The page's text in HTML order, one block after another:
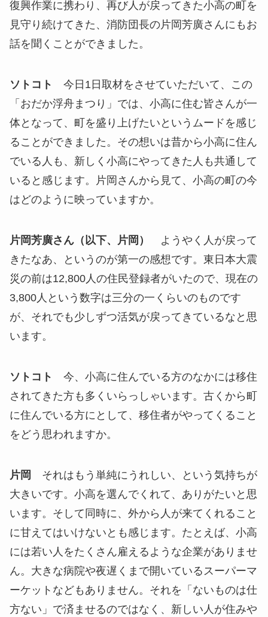
復興作業に携わり、再び人が戻ってきた小高の町を
見守り続けてきた、消防団長の片岡芳廣さんにもお
話を聞くことができました。
ソトコト
今日1日取材をさせていただいて、この
「おだか浮舟まつり」では、小高に住む皆さんが一
体となって、町を盛り上げたいというムードを感じ
ることができました。その想いは昔から小高に住ん
でいる人も、新しく小高にやってきた人も共通して
いると感じます。片岡さんから見て、小高の町の今
はどのように映っていますか。
片岡芳廣さん（以下、片岡）
ようやく人が戻って
きたなあ、というのが第一の感想です。東日本大震
災の前は12,800人の住民登録者がいたので、現在の
3,800人という数字は三分の一くらいのものです
が、それでも少しずつ活気が戻ってきているなと思
います。
ソトコト
今、小高に住んでいる方のなかには移住
されてきた方も多くいらっしゃいます。古くから町
に住んでいる方にとして、移住者がやってくること
をどう思われますか。
片岡
それはもう単純にうれしい、という気持ちが
大きいです。小高を選んでくれて、ありがたいと思
います。そして同時に、外から人が来てくれること
に甘えてはいけないとも感じます。たとえば、小高
には若い人をたくさん雇えるような企業がありませ
ん。大きな病院や夜遅くまで開いているスーパーマ
ーケットなどもありません。それを「ないものは仕
方ない」で済ませるのではなく、新しい人が住みや